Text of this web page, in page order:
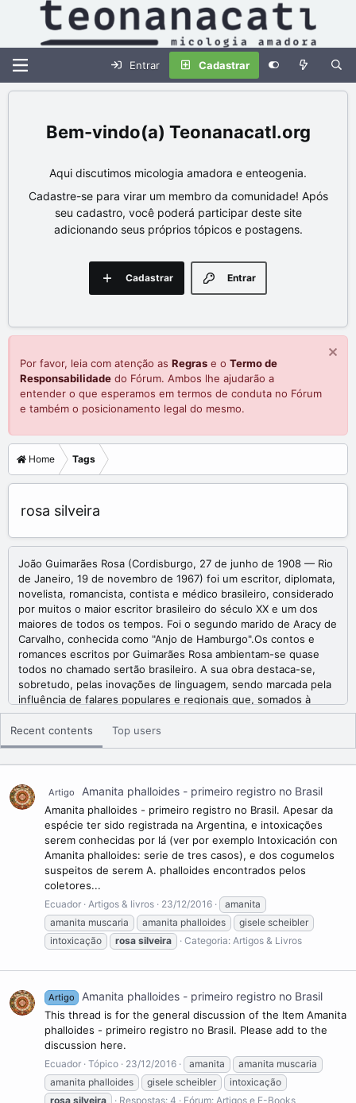
Entrar Cadastrar
Teonanacatl.org
Aqui discutimos micologia amadora e enteogenia.
Cadastre-se para virar um membro da comunidade! Após
seu cadastro, você poderá participar deste site
adicionando seus próprios tópicos e postagens.
Entrar
Cadastrar
Por favor, leia com atenção as Regras e o Termo de
Responsabilidade do Fórum. Ambos lhe ajudarão a
entender o que esperamos em termos de conduta no Fórum
e também o posicionamento legal do mesmo.
Home Tags
rosa silveira
João Guimarães Rosa (Cordisburgo, 27 de junho de 1908 — Rio
de Janeiro, 19 de novembro de 1967) foi um escritor, diplomata,
novelista, romancista, contista e médico brasileiro, considerado
por muitos o maior escritor brasileiro do século XX e um dos
maiores de todos os tempos. Foi o segundo marido de Aracy de
Carvalho, conhecida como "Anjo de Hamburgo".Os contos e
romances escritos por Guimarães Rosa ambientam-se quase
todos no chamado sertão brasileiro. A sua obra destaca-se,
sobretudo, pelas inovações de linguagem, sendo marcada pela
influência de falares populares e regionais que, somados à
erudição do autor, permitiu a criação de inúmeros vocábulos a
partir de arcaísmos e palavras populares, invenções e
intervenções semânticas e sintáticas.Foi eleito membro da
Álvares de Azevedo.
View More On Wikipedia.org
Recent contents Top users
Artigo Amanita phalloides - primeiro registro no Brasil
Amanita phalloides - primeiro registro no Brasil. Apesar da
espécie ter sido registrada na Argentina, e intoxicações
serem conhecidas por lá (ver por exemplo Intoxicación con
Amanita phalloides: serie de tres casos), e dos cogumelos
suspeitos de serem A. phalloides encontrados pelos
coletores...
Ecuador Artigos & livros 23/12/2016
amanita
amanita muscaria
amanita phalloides
gisele scheibler
intoxicação
rosa silveira Categoria: Artigos & Livros
Artigo Amanita phalloides - primeiro registro no Brasil
This thread is for the general discussion of the Item Amanita
phalloides - primeiro registro no Brasil. Please add to the
discussion here.
Ecuador Tópico 23/12/2016 amanita
amanita muscaria
amanita phalloides
gisele scheibler
intoxicação
rosa silveira Respostas: 4 Fórum: Artigos e E-Books